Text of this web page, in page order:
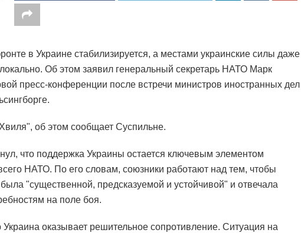
в Украине стабилизируется, а местами украинские силы даже
Об этом заявил генеральный секретарь НАТО Марк
пресс-конференции после встречи министров иностранных дел
об этом сообщает Суспильне.
что поддержка Украины остается ключевым элементом
НАТО. По его словам, союзники работают над тем, чтобы
"существенной, предсказуемой и устойчивой" и отвечала
на поле боя.
оказывает решительное сопротивление. Ситуация на